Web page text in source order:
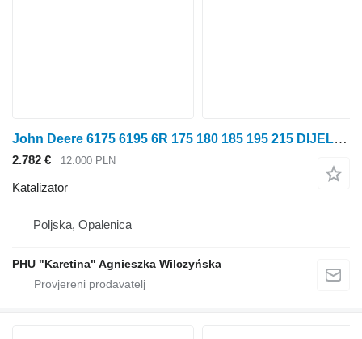
John Deere 6175 6195 6R 175 180 185 195 215 DIJELOVI ISPUHA KATALITIČKOG KONVERTORA DZ125 katalizator za John Deere 6175 6195 6R 175 180 185 195 215 traktora na kotačima
2.782 € 12.000 PLN
Katalizator
Poljska, Opalenica
PHU "Karetina" Agnieszka Wilczyńska